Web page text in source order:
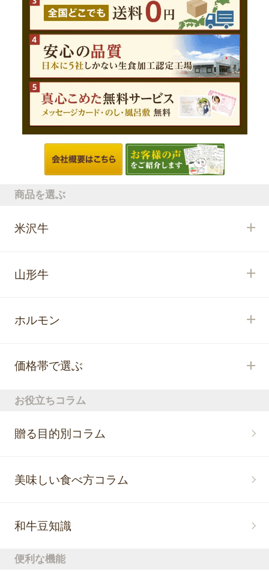
商品を選ぶ
米沢牛
山形牛
ホルモン
価格帯で選ぶ
お役立ちコラム
贈る目的別コラム
美味しい食べ方コラム
和牛豆知識
便利な機能